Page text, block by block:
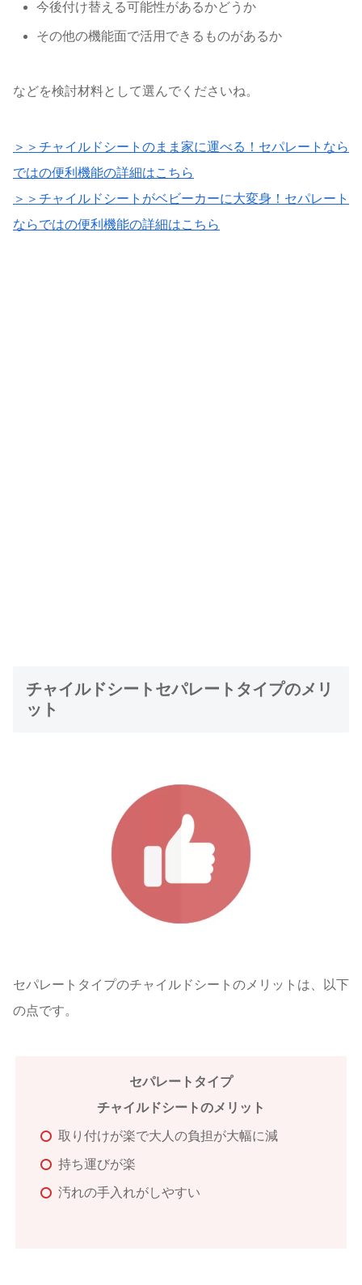
今後付け替える可能性があるかどうか
その他の機能面で活用できるものがあるか
などを検討材料として選んでくださいね。
＞＞チャイルドシートのまま家に運べる！セパレートなら
ではの便利機能の詳細はこちら
＞＞チャイルドシートがベビーカーに大変身！セパレート
ならではの便利機能の詳細はこちら
チャイルドシートセパレートタイプのメリ
ット
セパレートタイプのチャイルドシートのメリットは、以下
の点です。
セパレートタイプ
チャイルドシートのメリット
取り付けが楽で大人の負担が大幅に減
持ち運びが楽
汚れの手入れがしやすい